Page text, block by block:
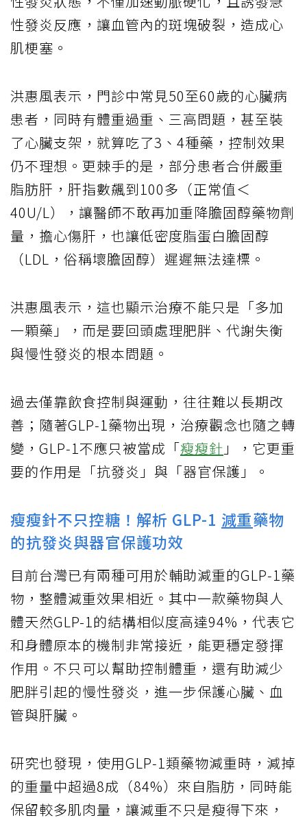
性發炎反應，讓血管內的斑塊破裂，造成心
肌梗塞。
洪惠風表示，門診中常見50至60歲的心臟病
患者，同時有體重過重、三高問題，甚至裝
了心臟支架，就算吃了3、4種藥，控制效果
仍不理想。更棘手的是，部分患者合併嚴重
脂肪肝，肝指數飆到100多（正常值＜
40U/L），讓醫師不敢再加重降膽固醇藥物劑
量，擔心傷肝，也讓低密度脂蛋白膽固醇
（LDL，俗稱壞膽固醇）遲遲無法達標。
洪惠風表示，這也顯示治療不能只是「多加
一顆藥」，而是要回頭處理肥胖、代謝失衡
與慢性發炎的根本問題。
過去僅靠飲食控制與運動，往往難以長期改
善；隨著GLP‑1藥物出現，治療觀念也隨之轉
變，GLP‑1不應只被當成「瘦瘦針 」，它更重
要的作用是「抗發炎」與「器官保護」。
瘦瘦針不只控糖！解析 GLP-1 減重藥物
的抗發炎與器官保護功效
目前台灣已有兩種可用於輔助減重的GLP‑1藥
物，整體減重效果相近。其中一款藥物與人
體天然GLP-1的結構相似度高達94%，代表它
和身體原本的機制非常接近，能更穩定發揮
作用。不只可以幫助控制體重，還有助減少
肥胖引起的慢性發炎，進一步保護心臟、血
管與肝臟。
研究也發現，使用GLP‑1類藥物減重時，減掉
的重量中超過8成（84%）來自脂肪，同時能
保留較多肌肉量，讓減重不只是瘦得下來，